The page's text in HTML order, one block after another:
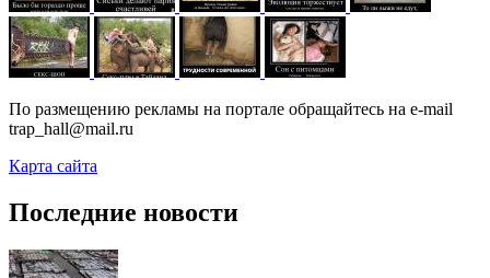
По размещению рекламы на портале обращайтесь на e-mail
trap_hall@mail.ru
Карта сайта
Последние новости